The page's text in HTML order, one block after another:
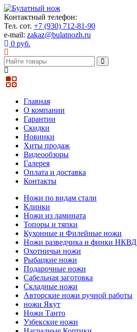
Контактный телефон:
Тел. сот. +7 (930) 712-81-90
e-mail: zakaz@bulatnozh.ru
0 руб.
Главная
О компании
Гарантии
Скидки
Новинки
Хиты продаж
Видеообзоры
Галерея
Оплата и доставка
Контакты
Ножи по видам стали
Клинки
Ножи из ламината
Топоры и тяпки
Кухонные и Филейные ножи
Ножи разведчика и финки НКВД
Охотничьи ножи
Рыбацкие ножи
Подарочные ножи
Сабельная заготовка
Складные ножи
Авторские ножи ручной работы
ножи Якут
Ножи Танто
Узбекские ножи